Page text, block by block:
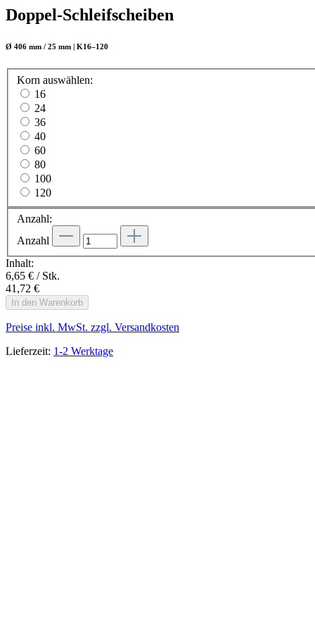
Doppel-Schleifscheiben
Ø 406 mm / 25 mm | K16–120
Korn auswählen:
16
24
36
40
60
80
100
120
Anzahl:
Anzahl
Inhalt:
6,65 € / Stk.
41,72 €
In den Warenkorb
Preise inkl. MwSt. zzgl. Versandkosten
Lieferzeit: 1-2 Werktage